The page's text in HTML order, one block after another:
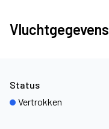
Vluchtgegevens
Status
Vertrokken